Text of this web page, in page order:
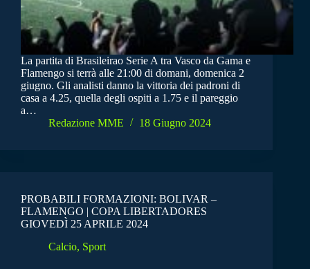
La partita di Brasileirao Serie A tra Vasco da Gama e
Flamengo si terrà alle 21:00 di domani, domenica 2
giugno. Gli analisti danno la vittoria dei padroni di
casa a 4.25, quella degli ospiti a 1.75 e il pareggio
a…
Redazione MME
18 Giugno 2024
PROBABILI FORMAZIONI: BOLIVAR –
FLAMENGO | COPA LIBERTADORES
GIOVEDÌ 25 APRILE 2024
Calcio, Sport